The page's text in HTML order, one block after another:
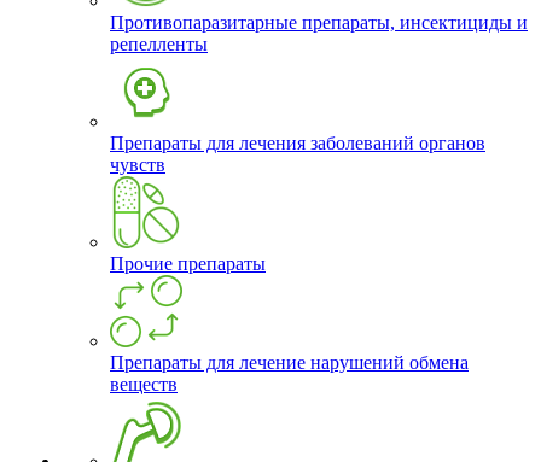
Противопаразитарные препараты, инсектициды и
репелленты
Препараты для лечения заболеваний органов
чувств
Прочие препараты
Препараты для лечение нарушений обмена
веществ